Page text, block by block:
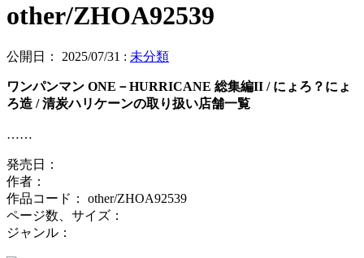
other/ZHOA92539
公開日： 2025/07/31 : 未分類
ワンパンマン ONE－HURRICANE 総集編II / にょろ？にょ
ろ造 / 清炭ハリケーンの取り扱い店舗一覧
……
発売日：
作者：
作品コード： other/ZHOA92539
ページ数、サイズ：
ジャンル：